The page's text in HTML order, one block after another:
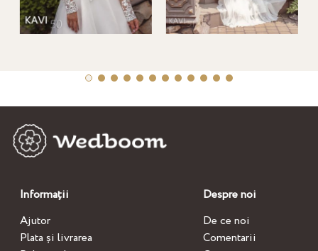
Informații
Ajutor
Plata și livrarea
Despre noi
De ce noi
Comentarii